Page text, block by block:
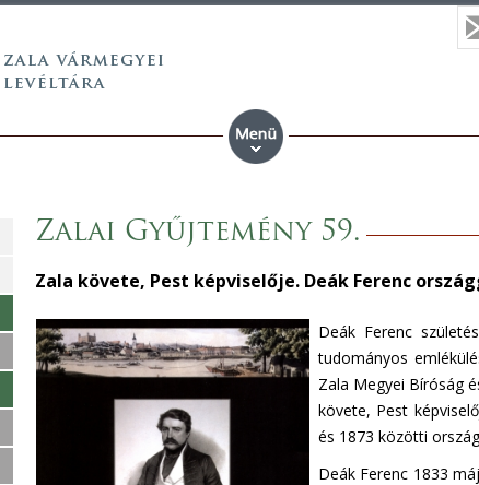
Zalai Gyűjtemény 59.
Zala követe, Pest képviselője. Deák Ferenc
Deák Ferenc
tudományos
Zala Megyei Bíróság
követe, Pest
és 1873 közötti
Deák Ferenc 1833